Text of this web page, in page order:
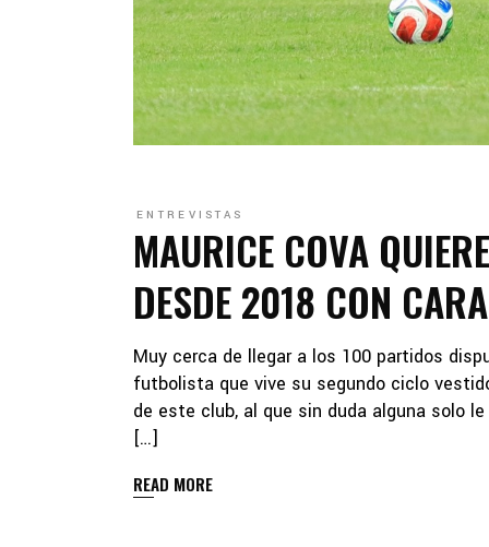
ENTREVISTAS
MAURICE COVA
DESDE 2018 CON
Muy cerca de llegar a los 100 partidos
futbolista que vive su segundo ciclo
de este club, al que sin duda alguna solo
[…]
READ MORE